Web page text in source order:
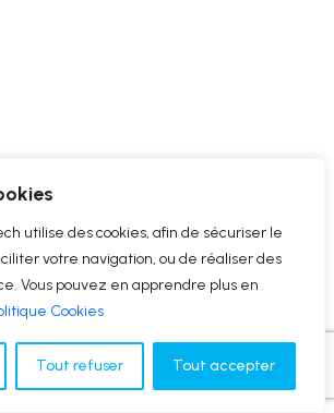
utilise des cookies, afin de sécuriser le
votre navigation, ou de réaliser des
Vous pouvez en apprendre plus en
Cookies
Tout refuser Tout accepter